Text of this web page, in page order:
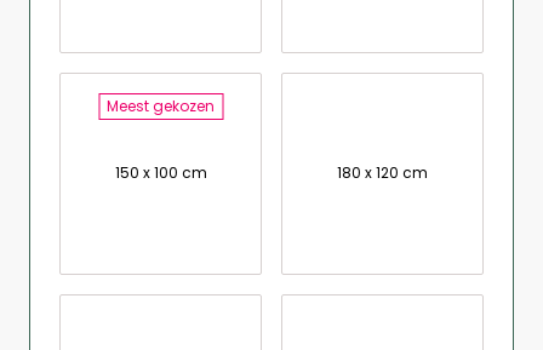
Meest gekozen
150 x 100 cm 180 x 120 cm